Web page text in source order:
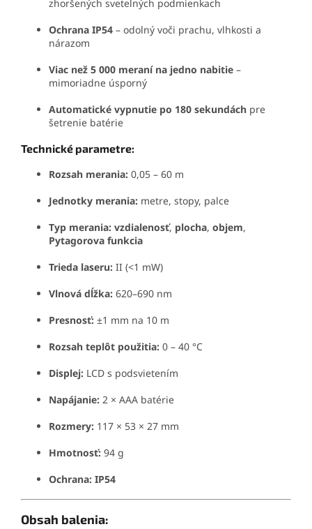
zhoršených svetelných podmienkach
Ochrana IP54 – odolný voči prachu, vlhkosti a
nárazom
Viac než 5 000 meraní na jedno nabitie –
mimoriadne úsporný
Automatické vypnutie po 180 sekundách pre
šetrenie batérie
Technické parametre:
Rozsah merania: 0,05 – 60 m
Jednotky merania: metre, stopy, palce
Typ merania: vzdialenosť, plocha, objem,
Pytagorova funkcia
Trieda laseru: II (<1 mW)
Vlnová dĺžka: 620–690 nm
Presnosť: ±1 mm na 10 m
Rozsah teplôt použitia: 0 – 40 °C
Displej: LCD s podsvietením
Napájanie: 2 × AAA batérie
Rozmery: 117 × 53 × 27 mm
Hmotnosť: 94 g
Ochrana: IP54
Obsah balenia: